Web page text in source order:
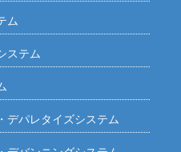
ム
ステム
デパレタイズシステム